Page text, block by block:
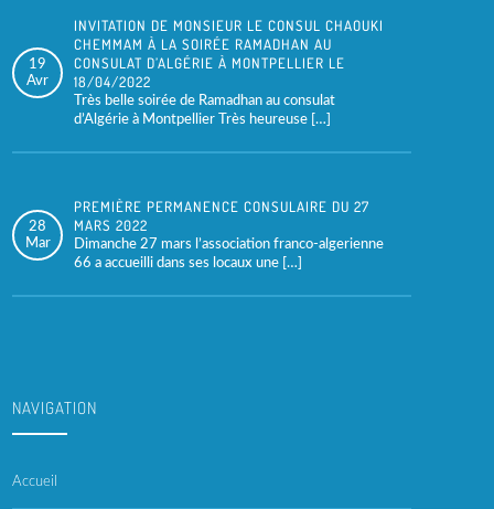
19
Avr
INVITATION DE MONSIEUR LE CONSUL CHAOUKI
CHEMMAM À LA SOIRÉE RAMADHAN AU
CONSULAT D’ALGÉRIE À MONTPELLIER LE
18/04/2022
Très belle soirée de Ramadhan au consulat
d’Algérie à Montpellier Très heureuse […]
28
Mar
PREMIÈRE PERMANENCE CONSULAIRE DU 27
MARS 2022
Dimanche 27 mars l’association franco-algerienne
66 a accueilli dans ses locaux une […]
NAVIGATION
Accueil